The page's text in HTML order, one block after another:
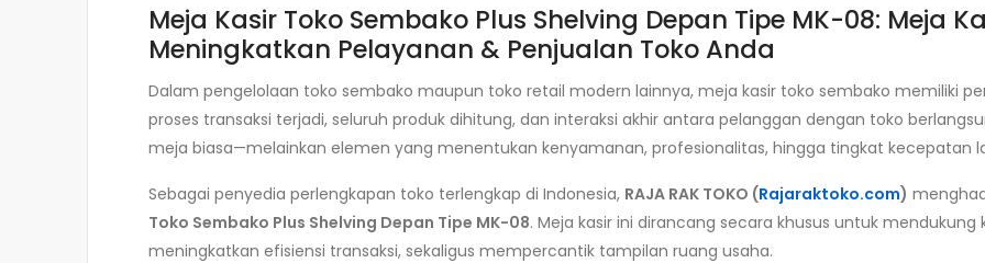
Meja Kasir Toko Sembako Plus Shelving Depan Tipe MK-08: Meja
Meningkatkan Pelayanan & Penjualan Toko Anda
Dalam pengelolaan toko sembako maupun toko retail modern lainnya, meja kasir toko sembako memiliki
proses transaksi terjadi, seluruh produk dihitung, dan interaksi akhir antara pelanggan dengan toko
meja biasa—melainkan elemen yang menentukan kenyamanan, profesionalitas, hingga tingkat kecepatan
Sebagai penyedia perlengkapan toko terlengkap di Indonesia, RAJA RAK TOKO (Rajaraktoko.com)
Toko Sembako Plus Shelving Depan Tipe MK-08. Meja kasir ini dirancang secara khusus untuk
meningkatkan efisiensi transaksi, sekaligus mempercantik tampilan ruang usaha.